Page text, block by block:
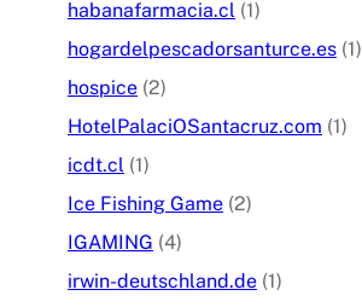
habanafarmacia.cl (1)
hogardelpescadorsanturce.es (1)
hospice (2)
HotelPalaciOSantacruz.com (1)
icdt.cl (1)
Ice Fishing Game (2)
IGAMING (4)
irwin-deutschland.de (1)